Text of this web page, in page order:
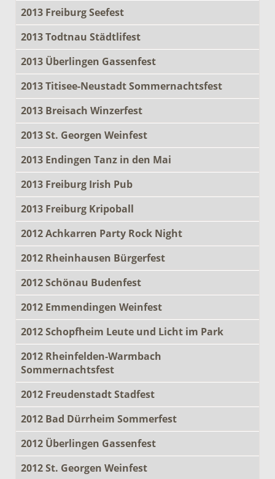
2013 Freiburg Seefest
2013 Todtnau Städtlifest
2013 Überlingen Gassenfest
2013 Titisee-Neustadt Sommernachtsfest
2013 Breisach Winzerfest
2013 St. Georgen Weinfest
2013 Endingen Tanz in den Mai
2013 Freiburg Irish Pub
2013 Freiburg Kripoball
2012 Achkarren Party Rock Night
2012 Rheinhausen Bürgerfest
2012 Schönau Budenfest
2012 Emmendingen Weinfest
2012 Schopfheim Leute und Licht im Park
2012 Rheinfelden-Warmbach
Sommernachtsfest
2012 Freudenstadt Stadfest
2012 Bad Dürrheim Sommerfest
2012 Überlingen Gassenfest
2012 St. Georgen Weinfest